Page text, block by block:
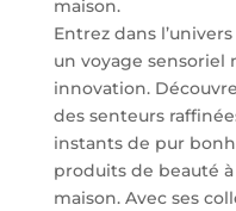
maison.
Entrez dans
un voyage
innovation.
des senteurs
instants de pur
produits de beauté
maison. Avec ses